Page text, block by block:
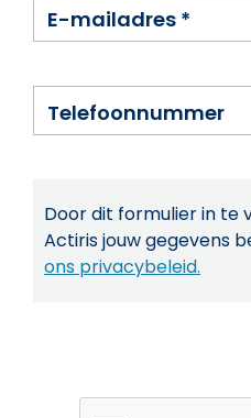
E-mailadres *
Telefoonnummer
Door dit formulier in te
Actiris jouw gegevens
ons privacybeleid.